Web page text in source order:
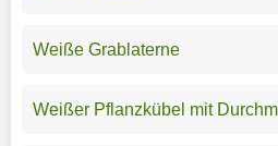
Weiße Grablaterne
Weißer Pflanzkübel mit